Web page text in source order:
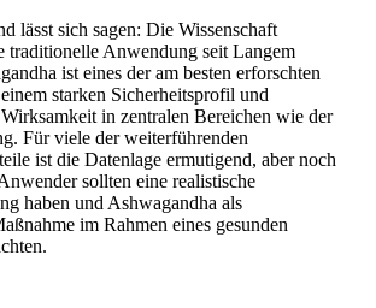
lässt sich sagen: Die Wissenschaft
traditionelle Anwendung seit Langem
ist eines der am besten erforschten
starken Sicherheitsprofil und
in zentralen Bereichen wie der
Für viele der weiterführenden
ist die Datenlage ermutigend, aber noch
sollten eine realistische
haben und Ashwagandha als
im Rahmen eines gesunden